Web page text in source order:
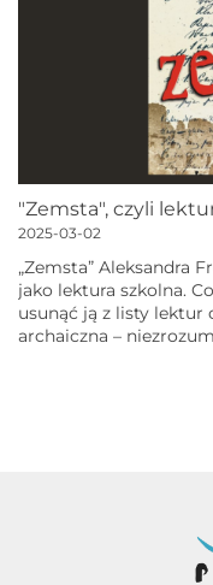
"Zemsta", czyli
2025-03-02
„Zemsta” Aleksandra
jako lektura szkolna.
usunąć ją z listy lektur
archaiczna –